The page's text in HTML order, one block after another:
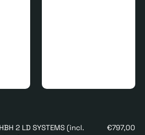
2 LD SYSTEMS (incl.
€797,00